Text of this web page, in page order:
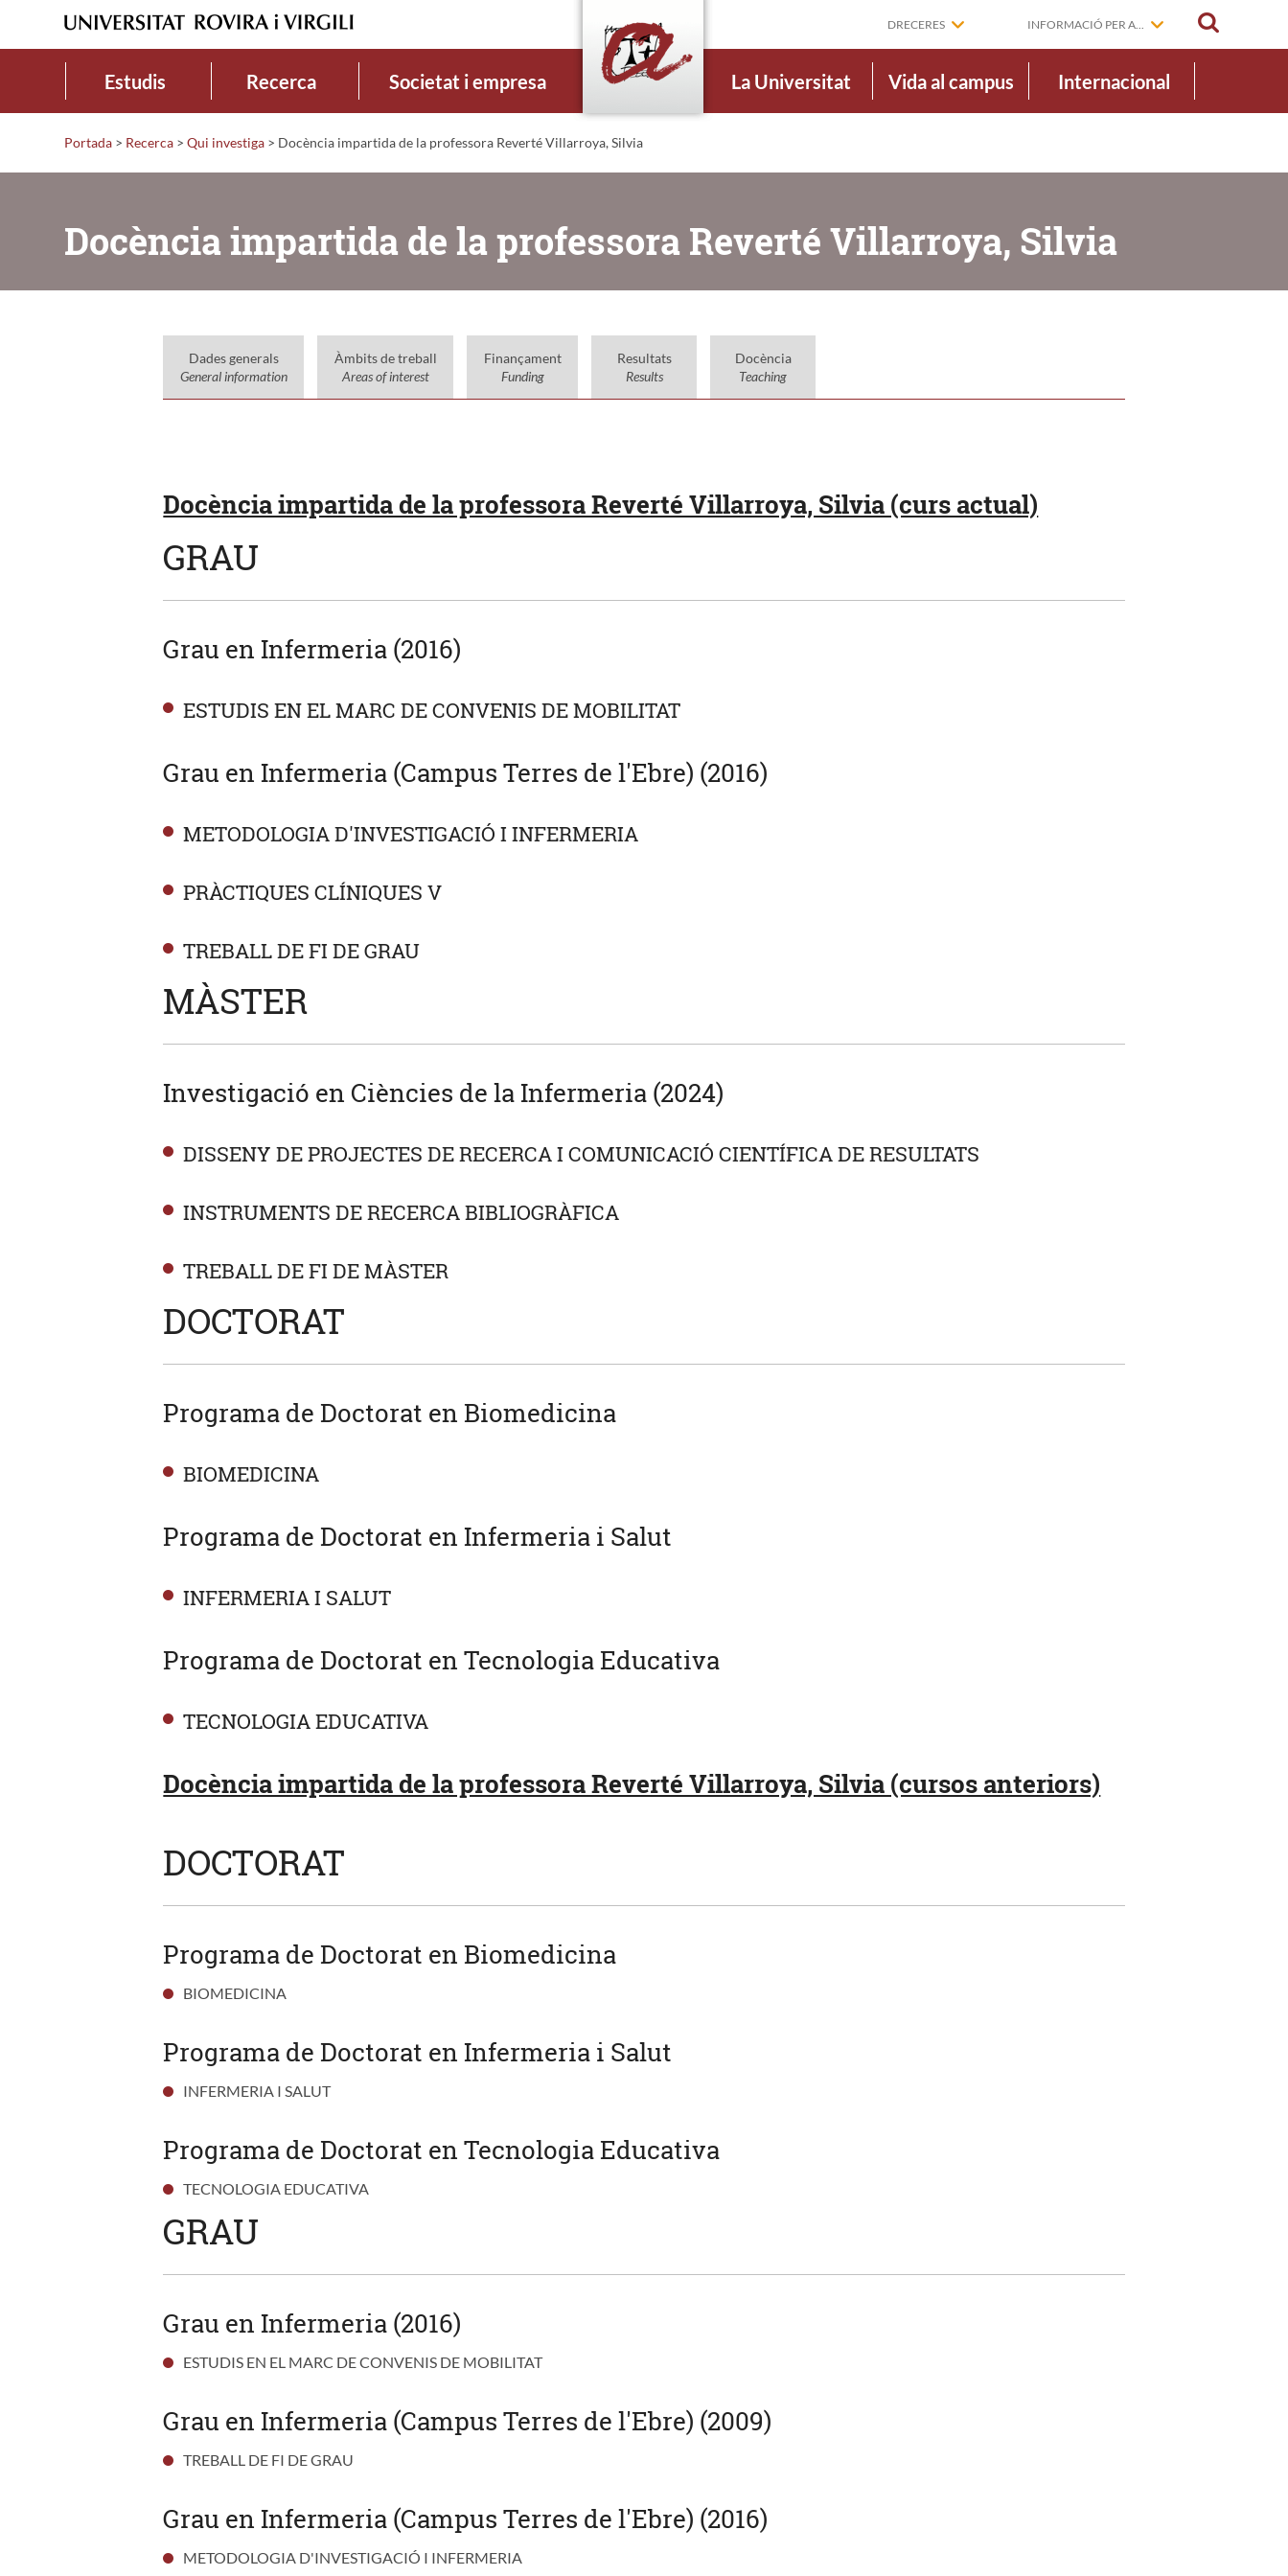
DRECERES INFORMACIÓ PER A...
Estudis Recerca Societat i empresa La Universitat Vida al campus Internacional
Portada > Recerca > Qui investiga > Docència impartida de la professora Reverté Villarroya, Silvia
Docència impartida de la professora Reverté Villarroya, Silvia
Dades generals
General information
Àmbits de treball
Areas of interest
Finançament
Funding
Resultats
Results
Docència
Teaching
Docència impartida de la professora Reverté Villarroya, Silvia (curs actual)
GRAU
Grau en Infermeria (2016)
ESTUDIS EN EL MARC DE CONVENIS DE MOBILITAT
Grau en Infermeria (Campus Terres de l'Ebre) (2016)
METODOLOGIA D'INVESTIGACIÓ I INFERMERIA
PRÀCTIQUES CLÍNIQUES V
TREBALL DE FI DE GRAU
MÀSTER
Investigació en Ciències de la Infermeria (2024)
DISSENY DE PROJECTES DE RECERCA I COMUNICACIÓ CIENTÍFICA DE RESULTATS
INSTRUMENTS DE RECERCA BIBLIOGRÀFICA
TREBALL DE FI DE MÀSTER
DOCTORAT
Programa de Doctorat en Biomedicina
BIOMEDICINA
Programa de Doctorat en Infermeria i Salut
INFERMERIA I SALUT
Programa de Doctorat en Tecnologia Educativa
TECNOLOGIA EDUCATIVA
Docència impartida de la professora Reverté Villarroya, Silvia (cursos anteriors)
DOCTORAT
Programa de Doctorat en Biomedicina
BIOMEDICINA
Programa de Doctorat en Infermeria i Salut
INFERMERIA I SALUT
Programa de Doctorat en Tecnologia Educativa
TECNOLOGIA EDUCATIVA
GRAU
Grau en Infermeria (2016)
ESTUDIS EN EL MARC DE CONVENIS DE MOBILITAT
Grau en Infermeria (Campus Terres de l'Ebre) (2009)
TREBALL DE FI DE GRAU
Grau en Infermeria (Campus Terres de l'Ebre) (2016)
METODOLOGIA D'INVESTIGACIÓ I INFERMERIA